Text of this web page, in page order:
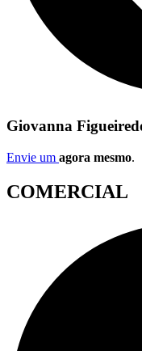
Giovanna
Envie um agora mesmo.
COMERCIAL